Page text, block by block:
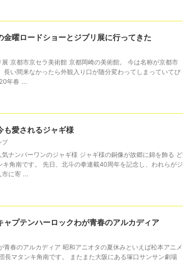
金曜ロードショーとジブリ展に行ってきた
京都市京セラ美術館 京都岡崎の美術館。 今は名称が京都市
長い間来なかったら外観入り口が随分変わってしまっていてび
年春 ...
も愛されるジャギ様
プ
気ナンバーワンのジャギ様 ジャギ様の銅像が故郷に錦を飾る ど
キ角南です。 先日、北斗の拳連載40周年を記念し、われらがジ
市に寄 ...
ャプテンハーロックわが青春のアルカディア
青春のアルカディア 昭和アニオタの夏休みといえば松本アニメ
長マタンキ角南です。 またまた大阪にある塚口サンサン劇場